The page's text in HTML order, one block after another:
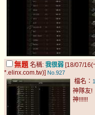
無題 名稱: 我很弱 [18/07/
*.elinx.com.tw)] No.927
檔名：
神隊友!
神!!!!!!